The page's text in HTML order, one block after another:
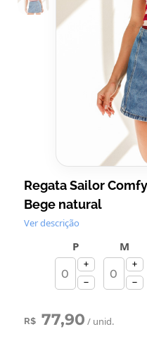
Regata Sailor
Bege natural
Ver descrição
P M
R$ 77,90 / unid.